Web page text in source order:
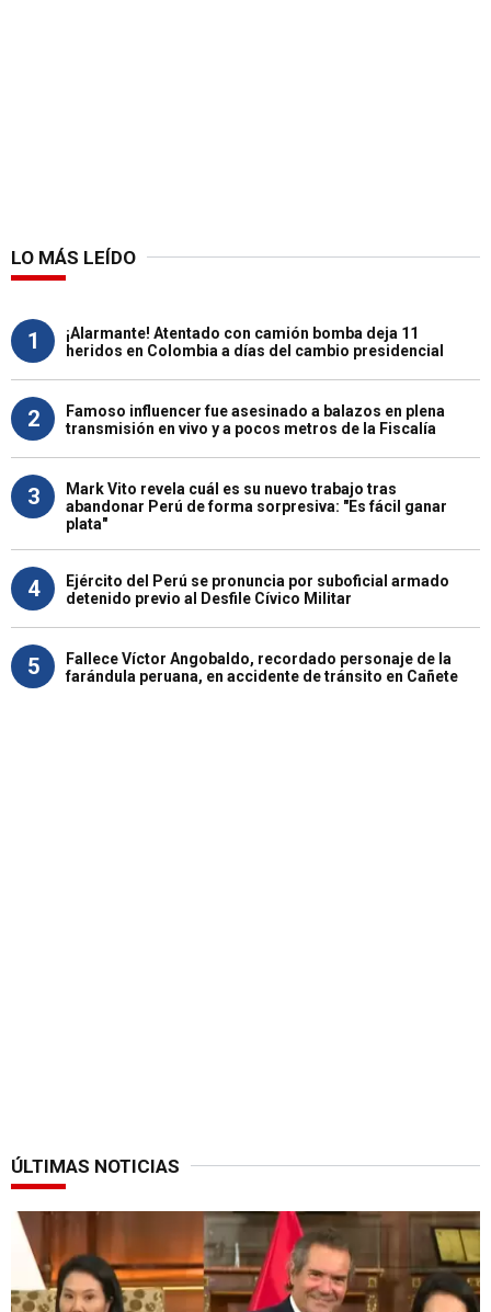
LO MÁS LEÍDO
1
¡Alarmante! Atentado con camión bomba deja 11
heridos en Colombia a días del cambio presidencial
2
Famoso influencer fue asesinado a balazos en plena
transmisión en vivo y a pocos metros de la Fiscalía
3
Mark Vito revela cuál es su nuevo trabajo tras
abandonar Perú de forma sorpresiva: "Es fácil ganar
plata"
4
Ejército del Perú se pronuncia por suboficial armado
detenido previo al Desfile Cívico Militar
5
Fallece Víctor Angobaldo, recordado personaje de la
farándula peruana, en accidente de tránsito en Cañete
ÚLTIMAS NOTICIAS